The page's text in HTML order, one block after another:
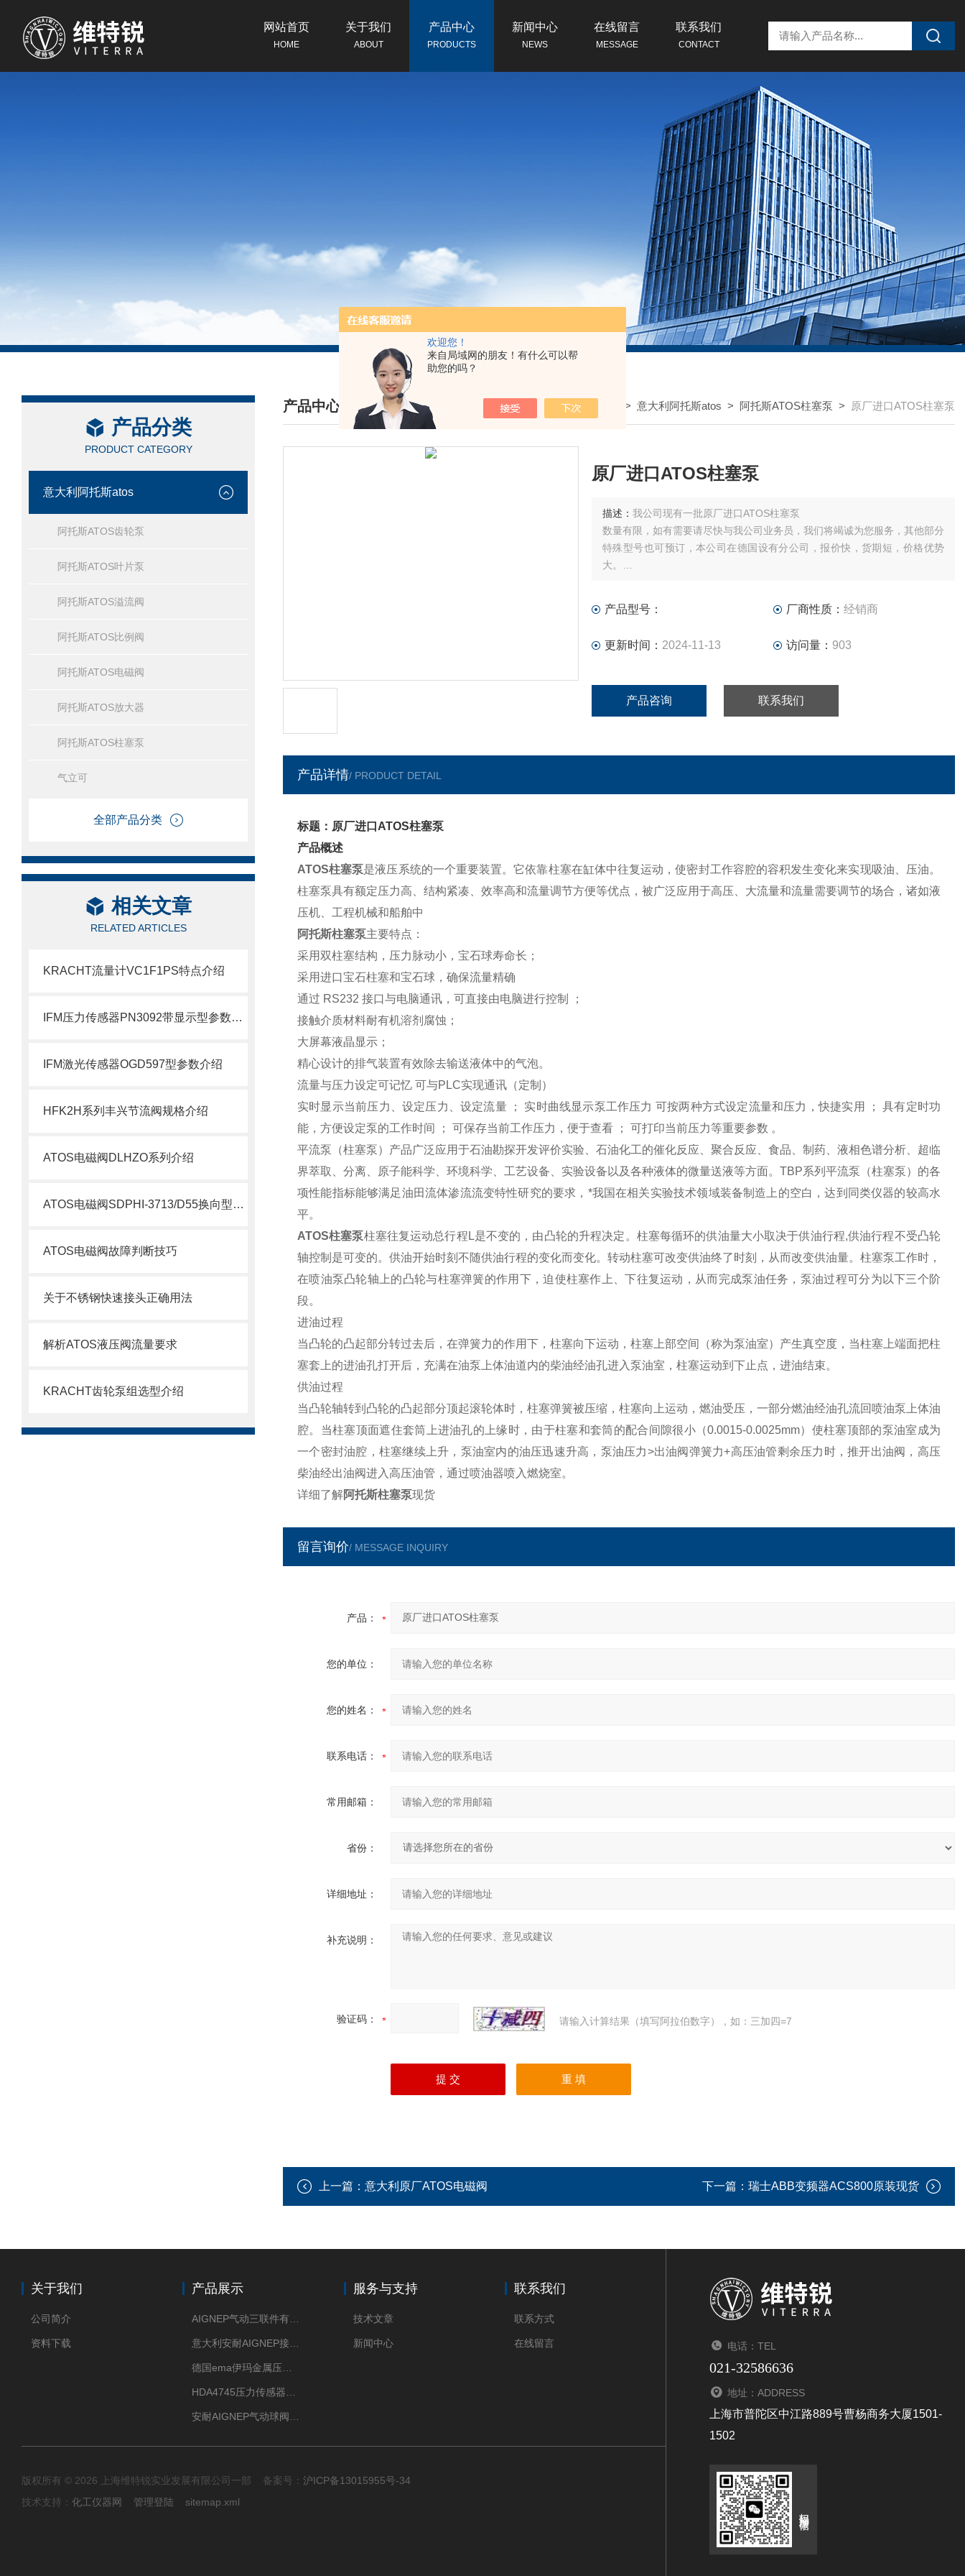
欢迎您！
来自局域网的朋友！有什么可以帮
助您的吗？
网站首页
HOME
关于我们
ABOUT
产品中心
PRODUCTS
新闻中心
NEWS
在线留言
MESSAGE
联系我们
CONTACT
产品分类
PRODUCT CATEGORY
意大利阿托斯atos
阿托斯ATOS齿轮泵
阿托斯ATOS叶片泵
阿托斯ATOS溢流阀
阿托斯ATOS比例阀
阿托斯ATOS电磁阀
阿托斯ATOS放大器
阿托斯ATOS柱塞泵
气立可
全部产品分类
相关文章
RELATED ARTICLES
KRACHT流量计VC1F1PS特点介绍
IFM压力传感器PN3092带显示型参数介绍
IFM激光传感器OGD597型参数介绍
HFK2H系列丰兴节流阀规格介绍
ATOS电磁阀DLHZO系列介绍
ATOS电磁阀SDPHI-3713/D55换向型介绍
ATOS电磁阀故障判断技巧
关于不锈钢快速接头正确用法
解析ATOS液压阀流量要求
KRACHT齿轮泵组选型介绍
产品中心
/ PRODUCTS CENTER
我的位置： >产品中心 > 意大利阿托斯atos > 阿托斯ATOS柱塞泵 > 原厂进口ATOS柱塞泵
原厂进口ATOS柱塞泵
描述： 我公司现有一批原厂进口ATOS柱塞泵
数量有限，如有需要请尽快与我公司业务员，我们将竭诚为您服务，其他部分
特殊型号也可预订，本公司在德国设有分公司，报价快，货期短，价格优势
大。
发送报价
产品型号： 厂商性质： 经销商
更新时间： 2024-11-13 访问量： 903
产品咨询 联系我们
产品详情/ PRODUCT DETAIL
标题：原厂进口ATOS柱塞泵
产品概述
ATOS柱塞泵是液压系统的一个重要装置。它依靠柱塞在缸体中往复运动，使密封工作容腔的容积发生变化来实现吸油、压油。
柱塞泵具有额定压力高、结构紧凑、效率高和流量调节方便等优点，被广泛应用于高压、大流量和流量需要调节的场合，诸如液
压机、工程机械和船舶中
阿托斯柱塞泵主要特点：
采用双柱塞结构，压力脉动小，宝石球寿命长；
采用进口宝石柱塞和宝石球，确保流量精确
通过 RS232 接口与电脑通讯，可直接由电脑进行控制 ；
接触介质材料耐有机溶剂腐蚀；
大屏幕液晶显示；
精心设计的排气装置有效除去输送液体中的气泡。
流量与压力设定可记忆 可与PLC实现通讯（定制）
实时显示当前压力、设定压力、设定流量 ； 实时曲线显示泵工作压力 可按两种方式设定流量和压力，快捷实用 ； 具有定时功
能，方便设定泵的工作时间 ； 可保存当前工作压力，便于查看 ； 可打印当前压力等重要参数 。
平流泵（柱塞泵）产品广泛应用于石油勘探开发评价实验、石油化工的催化反应、聚合反应、食品、制药、液相色谱分析、超临
界萃取、分离、原子能科学、环境科学、工艺设备、实验设备以及各种液体的微量送液等方面。TBP系列平流泵（柱塞泵）的各
项性能指标能够满足油田流体渗流流变特性研究的要求，*我国在相关实验技术领域装备制造上的空白，达到同类仪器的较高水
平。
ATOS柱塞泵柱塞往复运动总行程L是不变的，由凸轮的升程决定。柱塞每循环的供油量大小取决于供油行程,供油行程不受凸轮
轴控制是可变的。供油开始时刻不随供油行程的变化而变化。转动柱塞可改变供油终了时刻，从而改变供油量。柱塞泵工作时，
在喷油泵凸轮轴上的凸轮与柱塞弹簧的作用下，迫使柱塞作上、下往复运动，从而完成泵油任务，泵油过程可分为以下三个阶
段。
进油过程
当凸轮的凸起部分转过去后，在弹簧力的作用下，柱塞向下运动，柱塞上部空间（称为泵油室）产生真空度，当柱塞上端面把柱
塞套上的进油孔打开后，充满在油泵上体油道内的柴油经油孔进入泵油室，柱塞运动到下止点，进油结束。
供油过程
当凸轮轴转到凸轮的凸起部分顶起滚轮体时，柱塞弹簧被压缩，柱塞向上运动，燃油受压，一部分燃油经油孔流回喷油泵上体油
腔。当柱塞顶面遮住套筒上进油孔的上缘时，由于柱塞和套筒的配合间隙很小（0.0015-0.0025mm）使柱塞顶部的泵油室成为
一个密封油腔，柱塞继续上升，泵油室内的油压迅速升高，泵油压力>出油阀弹簧力+高压油管剩余压力时，推开出油阀，高压
柴油经出油阀进入高压油管，通过喷油器喷入燃烧室。
详细了解阿托斯柱塞泵现货
留言询价/ MESSAGE INQUIRY
产品：
您的单位：
您的姓名：
联系电话：
常用邮箱：
省份：
详细地址：
补充说明：
验证码： 请输入计算结果（填写阿拉伯数字），如：三加四=7
上一篇： 意大利原厂ATOS电磁阀 下一篇： 瑞士ABB变频器ACS800原装现货
关于我们
公司简介
资料下载
产品展示 服务与支持
技术文章
新闻中心
联系我们
联系方式
在线留言
版权所有 © 2026 上海维特锐实业发展有限公司一部 备案号： 沪ICP备13015955号-34
技术支持： 化工仪器网 管理登陆 sitemap.xml
电话：TEL
021-32586636
地址：ADDRESS
上海市普陀区中江路889号曹杨商务大厦1501-
1502